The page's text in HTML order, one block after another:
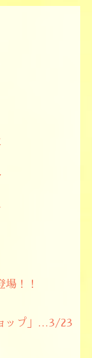
！！
ップ」…3/23